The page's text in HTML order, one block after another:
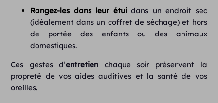
Rangez-les dans leur étuidans un endroit sec
(idéalement dans un coffret de séchage) et hors
de portée des enfants ou des animaux
domestiques.
Ces gestes d’entretien chaque soir préservent la
propreté de vos aides auditives et la santé de vos
oreilles.